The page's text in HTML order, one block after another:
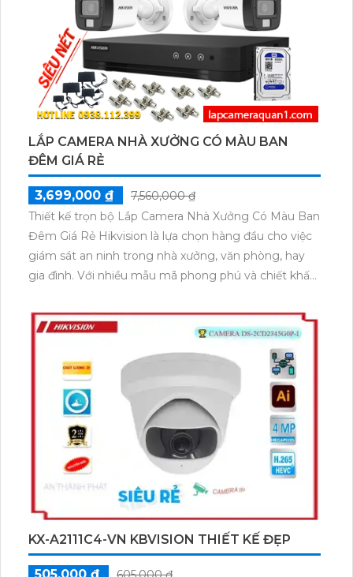
LẮP CAMERA NHÀ XƯỞNG CÓ MÀU BAN
ĐÊM GIÁ RẺ
3,699,000 ₫
7,560,000 ₫
Thiết kế trọn bộ Lắp Camera Nhà Xưởng Có Màu Ban
Đêm Giá Rẻ Hikvision là lựa chọn hàng đầu cho việc
giám sát an ninh trong nhà xưởng, văn phòng, hay
gia đình. Với nhiều mẫu mã phong phú và chiết khấu
chăng và chất lượng tốt. Camera có khả năng hiển
thị màu ban đêm, giúp quan sát rõ ràng ngay cả
trong bóng tối. Với độ phân giải hình ảnh 2.0 MP, sản
phẩm mang lại hình ảnh sắc nét. Đặc biệt, thiết kế
nhỏ gọn và tinh tế phù hợp với mọi không gian văn
phòng hoặc gia đình.
KX-A2111C4-VN KBVISION THIẾT KẾ ĐẸP